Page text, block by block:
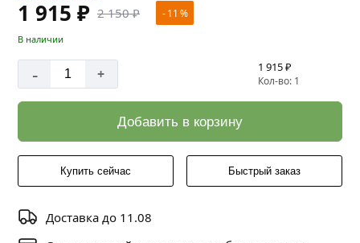
1 915 ₽ 2 150 ₽ - 11 %
В наличии
- + 1 915 ₽
Кол-во: 1
Добавить в корзину
Купить сейчас Быстрый заказ
Доставка до 11.08